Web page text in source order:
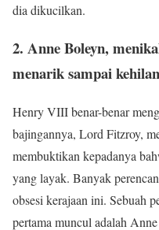
dia dikucilkan.
2. Anne Boleyn,
menarik sampai
Henry VIII benar-benar
bajingannya, Lord Fitzroy,
membuktikan kepadanya
yang layak. Banyak
obsesi kerajaan ini. Sebuah
pertama muncul adalah